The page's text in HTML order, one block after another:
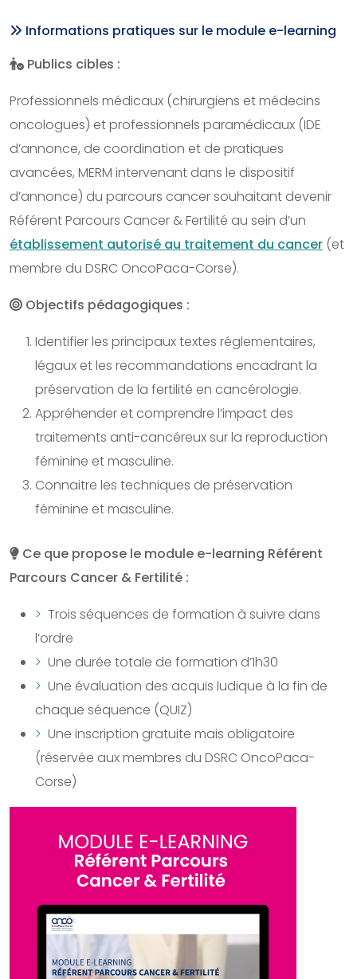
Informations pratiques sur le module e-learning
Publics cibles :
Professionnels médicaux (chirurgiens et médecins
oncologues) et professionnels paramédicaux (IDE
d’annonce, de coordination et de pratiques
avancées, MERM intervenant dans le dispositif
d’annonce) du parcours cancer souhaitant devenir
Référent Parcours Cancer & Fertilité au sein d’un
établissement autorisé au traitement du cancer (et
membre du DSRC OncoPaca-Corse).
Objectifs pédagogiques :
Identifier les principaux textes réglementaires,
légaux et les recommandations encadrant la
préservation de la fertilité en cancérologie.
Appréhender et comprendre l’impact des
traitements anti-cancéreux sur la reproduction
féminine et masculine.
Connaitre les techniques de préservation
féminine et masculine.
Ce que propose le module e-learning Référent
Parcours Cancer & Fertilité :
Trois séquences de formation à suivre dans
l’ordre
Une durée totale de formation d’1h30
Une évaluation des acquis ludique à la fin de
chaque séquence (QUIZ)
Une inscription gratuite mais obligatoire
(réservée aux membres du DSRC OncoPaca-
Corse)